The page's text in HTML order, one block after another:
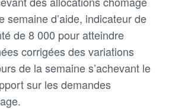
semaine d’aide, indicateur de
de 8 000 pour atteindre
corrigées des variations
de la semaine s’achevant le
sur les demandes